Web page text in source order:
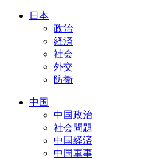
日本
政治
経済
社会
外交
防衛
中国
中国政治
社会問題
中国経済
中国軍事